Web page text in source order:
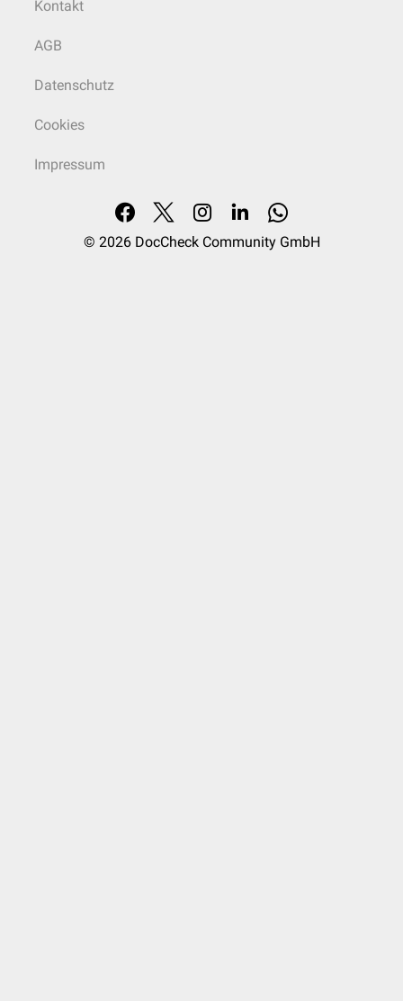
Kontakt
AGB
Datenschutz
Cookies
Impressum
© 2026 DocCheck Community GmbH